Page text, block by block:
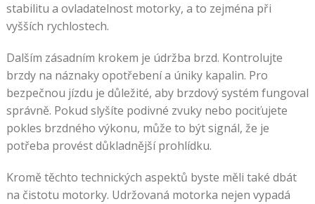
stabilitu a ovladatelnost motorky, a to zejména při
vyšších rychlostech.
Dalším zásadním krokem je údržba brzd. Kontrolujte
brzdy na náznaky opotřebení a úniky kapalin. Pro
bezpečnou jízdu je důležité, aby brzdový systém fungoval
správně. Pokud slyšíte podivné zvuky nebo pociťujete
pokles brzdného výkonu, může to být signál, že je
potřeba provést důkladnější prohlídku.
Kromě těchto technických aspektů byste měli také dbát
na čistotu motorky. Udržovaná motorka nejen vypadá